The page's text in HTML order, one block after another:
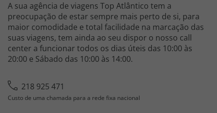
A sua agência de viagens Top Atlântico tem a
preocupação de estar sempre mais perto de si, para
maior comodidade e total facilidade na marcação das
suas viagens, tem ainda ao seu dispor o nosso call
center a funcionar todos os dias úteis das 10:00 às
20:00 e Sábado das 10:00 às 14:00.
218 925 471
Custo de uma chamada para a rede fixa nacional